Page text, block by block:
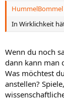
In Wirklichkeit
Wenn du noch
dann kann man
Was möchtest
anstellen?